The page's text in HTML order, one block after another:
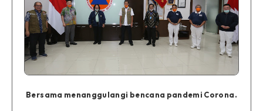
Bersama menanggulangi bencana pandemi Corona.